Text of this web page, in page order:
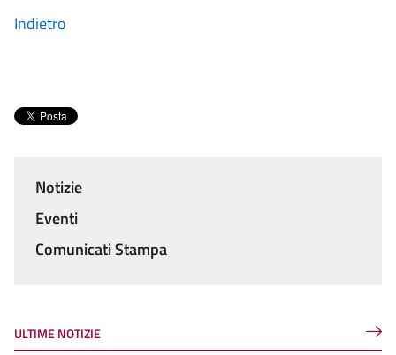
Indietro
Menu
Notizie
Eventi
Comunicati Stampa
ULTIME NOTIZIE